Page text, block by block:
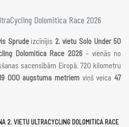
Dolomitica Race 2026
Sprudeizcīnījis 2. vietu Solo Under 50
Dolomitica Race 2026 – vienās no
sacensībām Eiropā. 720 kilometru
000 augstuma metriem viņš veica47
2. VIETU ULTRACYCLING DOLOMITICA RACE